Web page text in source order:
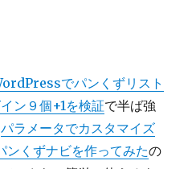
でパンくずリスト
ン９個+1を検証で半ば強
パラメータでカスタマイズ
くずナビを作ってみたの